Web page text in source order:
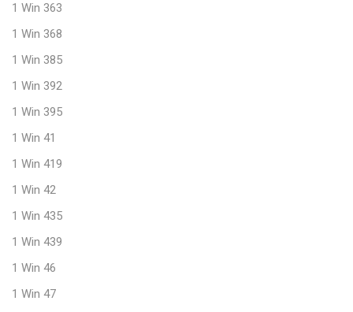
1 Win 363
1 Win 368
1 Win 385
1 Win 392
1 Win 395
1 Win 41
1 Win 419
1 Win 42
1 Win 435
1 Win 439
1 Win 46
1 Win 47